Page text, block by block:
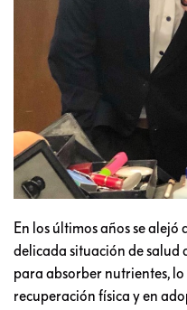
En los últimos años se
delicada situación de salud
para absorber nutrientes,
recuperación física y en